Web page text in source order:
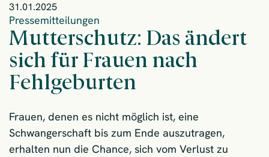
31.01.2025
Pressemitteilungen
Mutterschutz: Das ändert
sich für Frauen nach
Fehlgeburten
Frauen, denen es nicht möglich ist, eine
Schwangerschaft bis zum Ende auszutragen,
erhalten nun die Chance, sich vom Verlust zu